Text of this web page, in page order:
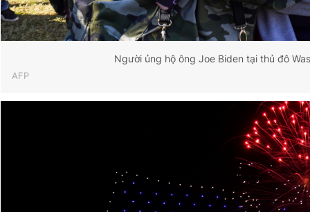
Người ủng hộ ông Joe Biden tại thủ đô
AFP